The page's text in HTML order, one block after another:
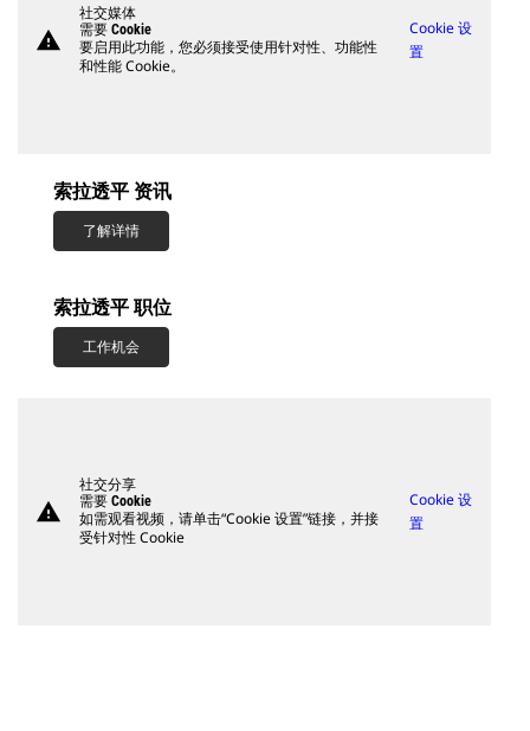
warning
社交媒体
需要 Cookie
要启用此功能，您必须接受使用针对性、功能性
和性能 Cookie。
Cookie 设
置
索拉透平 资讯
了解详情
索拉透平 职位
工作机会
warning
社交分享
需要 Cookie
如需观看视频，请单击“Cookie 设置”链接，并接
受针对性 Cookie
Cookie 设
置